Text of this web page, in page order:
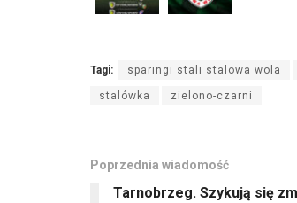
Tagi: sparingi stali stalowa wola
stalówka zielono-czarni
Poprzednia wiadomość
Tarnobrzeg. Szykują się